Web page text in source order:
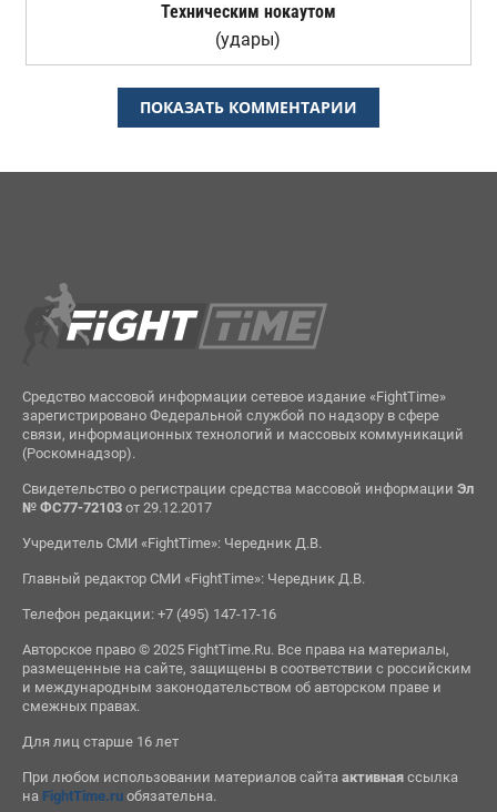
Техническим нокаутом
(удары)
ПОКАЗАТЬ КОММЕНТАРИИ
Средство массовой информации сетевое издание «FightTime»
зарегистрировано Федеральной службой по надзору в сфере
связи, информационных технологий и массовых коммуникаций
(Роскомнадзор).
Свидетельство о регистрации средства массовой информации Эл
№ ФС77-72103от 29.12.2017
Учредитель СМИ «FightTime»: Чередник Д.В.
Главный редактор СМИ «FightTime»: Чередник Д.В.
Телефон редакции: +7 (495) 147-17-16
Авторское право © 2025 FightTime.Ru. Все права на материалы,
размещенные на сайте, защищены в соответствии с российским
и международным законодательством об авторском праве и
смежных правах.
Для лиц старше 16 лет
При любом использовании материалов сайта активнаяссылка
на FightTime.ruобязательна.